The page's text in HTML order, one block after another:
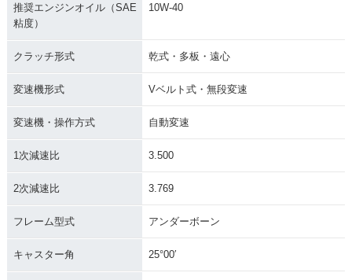
推奨エンジンオイル（SAE
粘度）
10W-40
クラッチ形式 乾式・多板・遠心
変速機形式 Vベルト式・無段変速
変速機・操作方式 自動変速
1次減速比 3.500
2次減速比 3.769
フレーム型式 アンダーボーン
キャスター角 25°00′